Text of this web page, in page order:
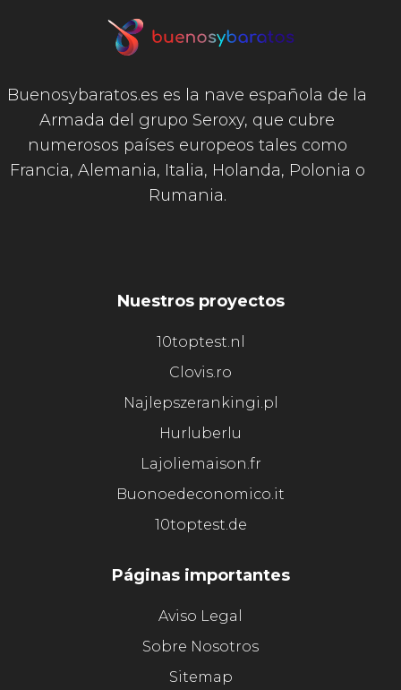
Buenosybaratos.es es la nave española de la
Armada del grupo Seroxy, que cubre
numerosos países europeos tales como
Francia, Alemania, Italia, Holanda, Polonia o
Rumania.
Nuestros proyectos
10toptest.nl
Clovis.ro
Najlepszerankingi.pl
Hurluberlu
Lajoliemaison.fr
Buonoedeconomico.it
10toptest.de
Páginas importantes
Aviso Legal
Sobre Nosotros
Sitemap